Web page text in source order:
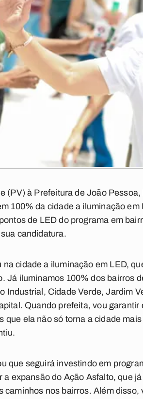
(PV) à Prefeitura de João
100% da cidade a iluminação
de LED do programa em
candidatura.
na cidade a iluminação em LED,
Já iluminamos 100% dos bairros
Industrial, Cidade Verde, Jardim
Quando prefeita, vou
que ela não só torna a cidade
que seguirá investindo em
a expansão do Ação Asfalto, que
caminhos nos bairros. Além